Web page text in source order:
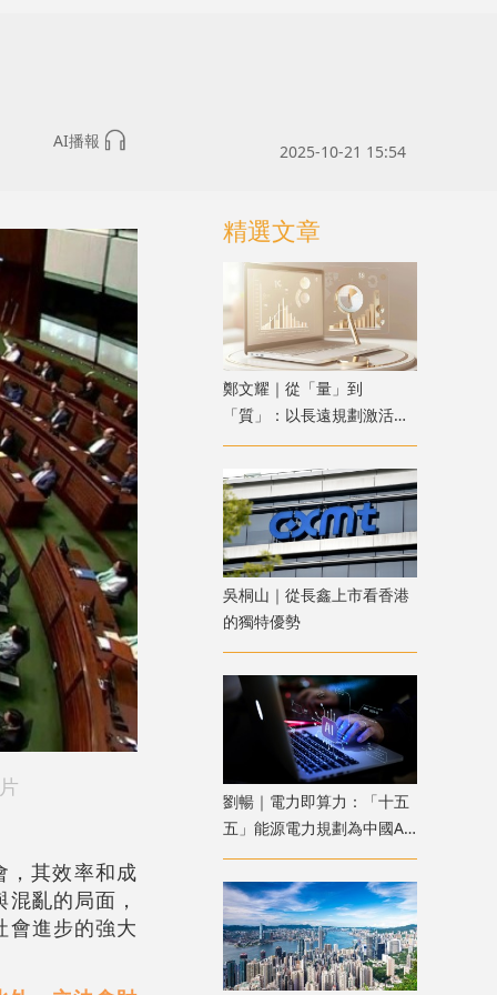
AI播報
2025-10-21 15:54
，其效率和成
亂的局面，
會進步的強大
精選文章
鄭文耀｜從「量」到
「質」：以長遠規劃激活香
港資產管理新動能
吳桐山｜從長鑫上市看香港
的獨特優勢
劉暢｜電力即算力：「十五
五」能源電力規劃為中國AI
競爭築起成本防線